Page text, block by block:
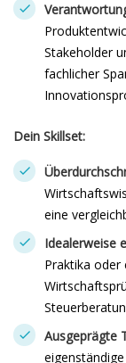
Stakeholder
fachlicher
Dein Skillset:
eine
Idealerweise
Praktika oder
Ausgeprägte